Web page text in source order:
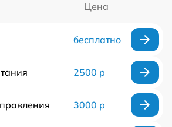
Цена
бесплатно
2500 р
3000 р